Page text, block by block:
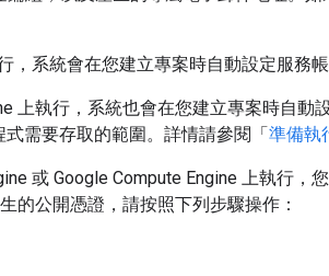
，系統會在您建立專案時自動設定服務帳
上執行，系統也會在您建立專案時自
式需要存取的範圍。詳情請參閱「準備執
或 Google Compute Engine 上執行
的公開憑證，請按照下列步驟操作：